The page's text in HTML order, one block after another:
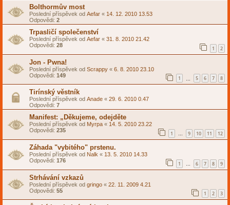
Bolthormův most
Poslední příspěvek od Aefar « 14. 12. 2010 13.53
Odpovědi: 2
Trpasličí společenství
Poslední příspěvek od Aefar « 31. 8. 2010 21.42
Odpovědi: 28 1 2
Jon - Pwna!
Poslední příspěvek od Scrappy « 6. 8. 2010 23.10
Odpovědi: 149 1 5 6 7 8
Tirínský věstník
Poslední příspěvek od Anade « 29. 6. 2010 0.47
Odpovědi: 7
Manifest: „Děkujeme, odejděte
Poslední příspěvek od Myrpa « 14. 5. 2010 23.22
Odpovědi: 235 1 … 9 10 11 12
Záhada "vybitého" prstenu.
Poslední příspěvek od Nalk « 13. 5. 2010 14.33
Odpovědi: 176 1 … 6 7 8 9
Strhávání vzkazů
Poslední příspěvek od gringo « 22. 11. 2009 4.21
Odpovědi: 55 1 2 3